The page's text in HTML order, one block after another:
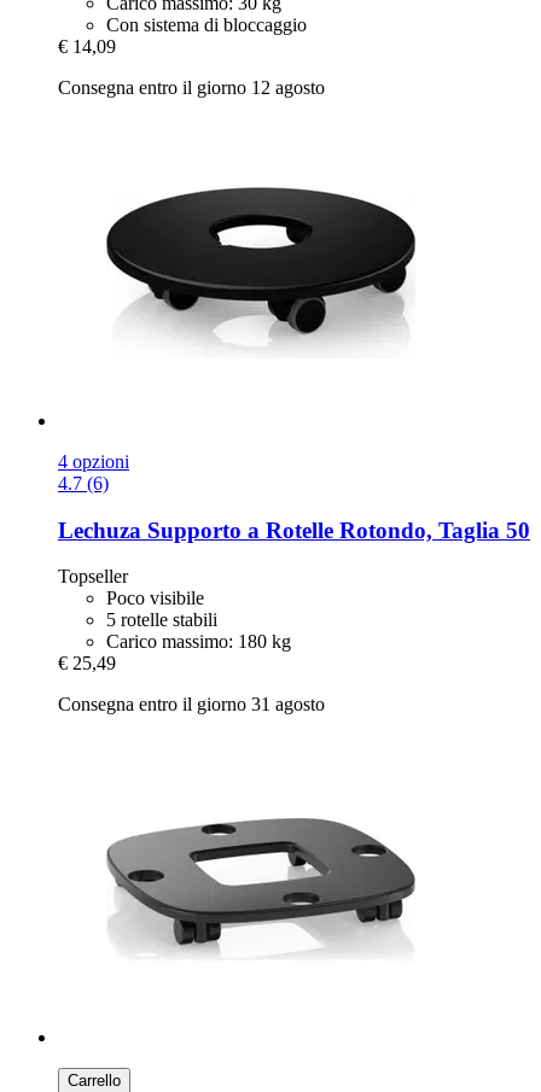
Con sistema di bloccaggio
€ 14,09
Consegna entro il giorno 12 agosto
4 opzioni
4.7 (6)
Lechuza Supporto a Rotelle Rotondo, Taglia 50
Topseller
Poco visibile
5 rotelle stabili
Carico massimo: 180 kg
€ 25,49
Consegna entro il giorno 31 agosto
Carrello